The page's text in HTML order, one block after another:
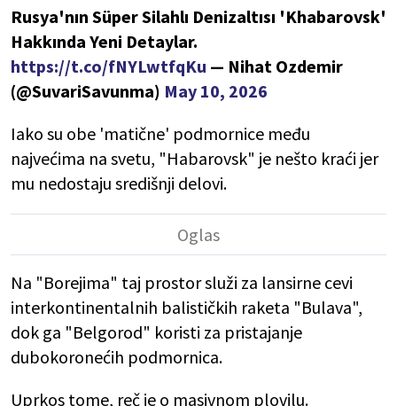
Rusya'nın Süper Silahlı Denizaltısı 'Khabarovsk'
Hakkında Yeni Detaylar.
https://t.co/fNYLwtfqKu — Nihat Ozdemir
(@SuvariSavunma) May 10, 2026
Iako su obe 'matične' podmornice među
najvećima na svetu, "Habarovsk" je nešto kraći jer
mu nedostaju središnji delovi.
Na "Borejima" taj prostor služi za lansirne cevi
interkontinentalnih balističkih raketa "Bulava",
dok ga "Belgorod" koristi za pristajanje
dubokoronećih podmornica.
Uprkos tome, reč je o masivnom plovilu.